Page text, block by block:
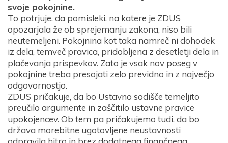
svoje pokojnine.
To potrjuje, da pomisleki, na katere je ZDUS
opozarjala že ob sprejemanju zakona, niso bili
neutemeljeni. Pokojnina kot taka namreč ni dohodek
iz dela, temveč pravica, pridobljena z desetletji dela in
plačevanja prispevkov. Zato je vsak nov poseg v
pokojnine treba presojati zelo previdno in z največjo
odgovornostjo.
ZDUS pričakuje, da bo Ustavno sodišče temeljito
preučilo argumente in zaščitilo ustavne pravice
upokojencev. Ob tem pa pričakujemo tudi, da bo
država morebitne ugotovljene neustavnosti